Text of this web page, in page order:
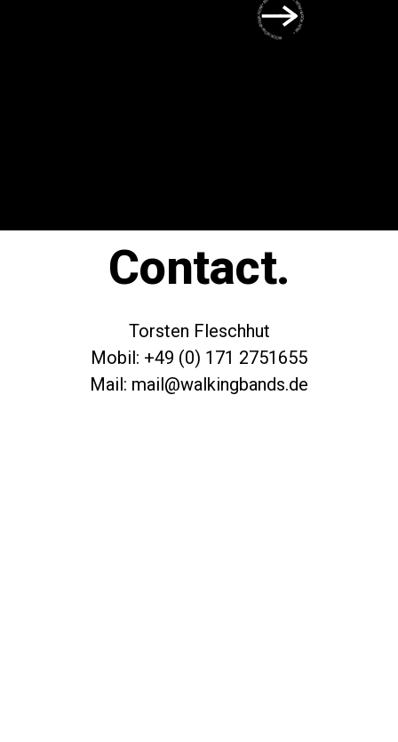
BOOK NOW • BOOK NOW • BOOK NOW • BOOK NOW • BOOK NOW •
Contact.
Torsten Fleschhut
Mobil: +49 (0) 171 2751655
Mail: mail@walkingbands.de